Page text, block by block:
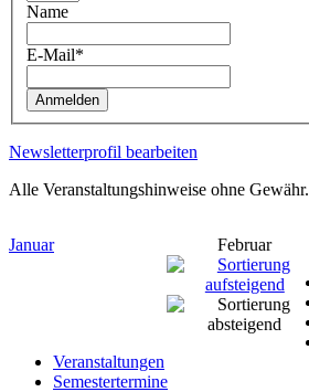
Name
E-Mail*
Anmelden
Newsletterprofil bearbeiten
Alle Veranstaltungshinweise ohne Gewähr.
Januar Februar
Veranstaltungen
Semestertermine